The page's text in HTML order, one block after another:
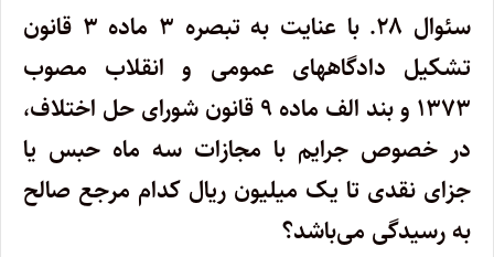
سئوال ۲۸.
با عنایت به تبصره ۳ ماده ۳ قانون
تشکیل دادگاههای عمومی و انقلاب مصوب
۱۳۷۳ و بند الف ماده ۹ قانون شورای حل اختلاف،
در خصوص جرایم با مجازات سه ماه حبس یا
جزای نقدی تا یک میلیون ریال کدام مرجع صالح
به رسیدگی می‌باشد؟